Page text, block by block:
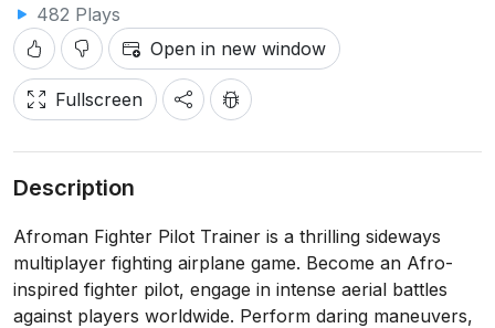
482 Plays
Open in new window
Fullscreen
Description
Afroman Fighter Pilot Trainer is a thrilling sideways
multiplayer fighting airplane game. Become an Afro-
inspired fighter pilot, engage in intense aerial battles
against players worldwide. Perform daring maneuvers,